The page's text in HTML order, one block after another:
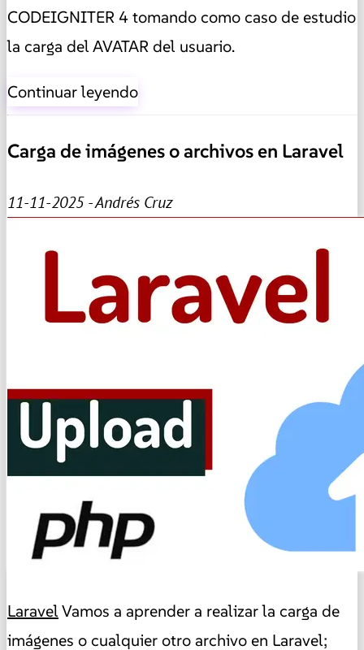
CODEIGNITER 4 tomando como caso de estudio
la carga del AVATAR del usuario.
Continuar leyendo
Carga de imágenes o archivos en Laravel
11-11-2025 - Andrés Cruz
LaravelVamos a aprender a realizar la carga de
imágenes o cualquier otro archivo en Laravel;